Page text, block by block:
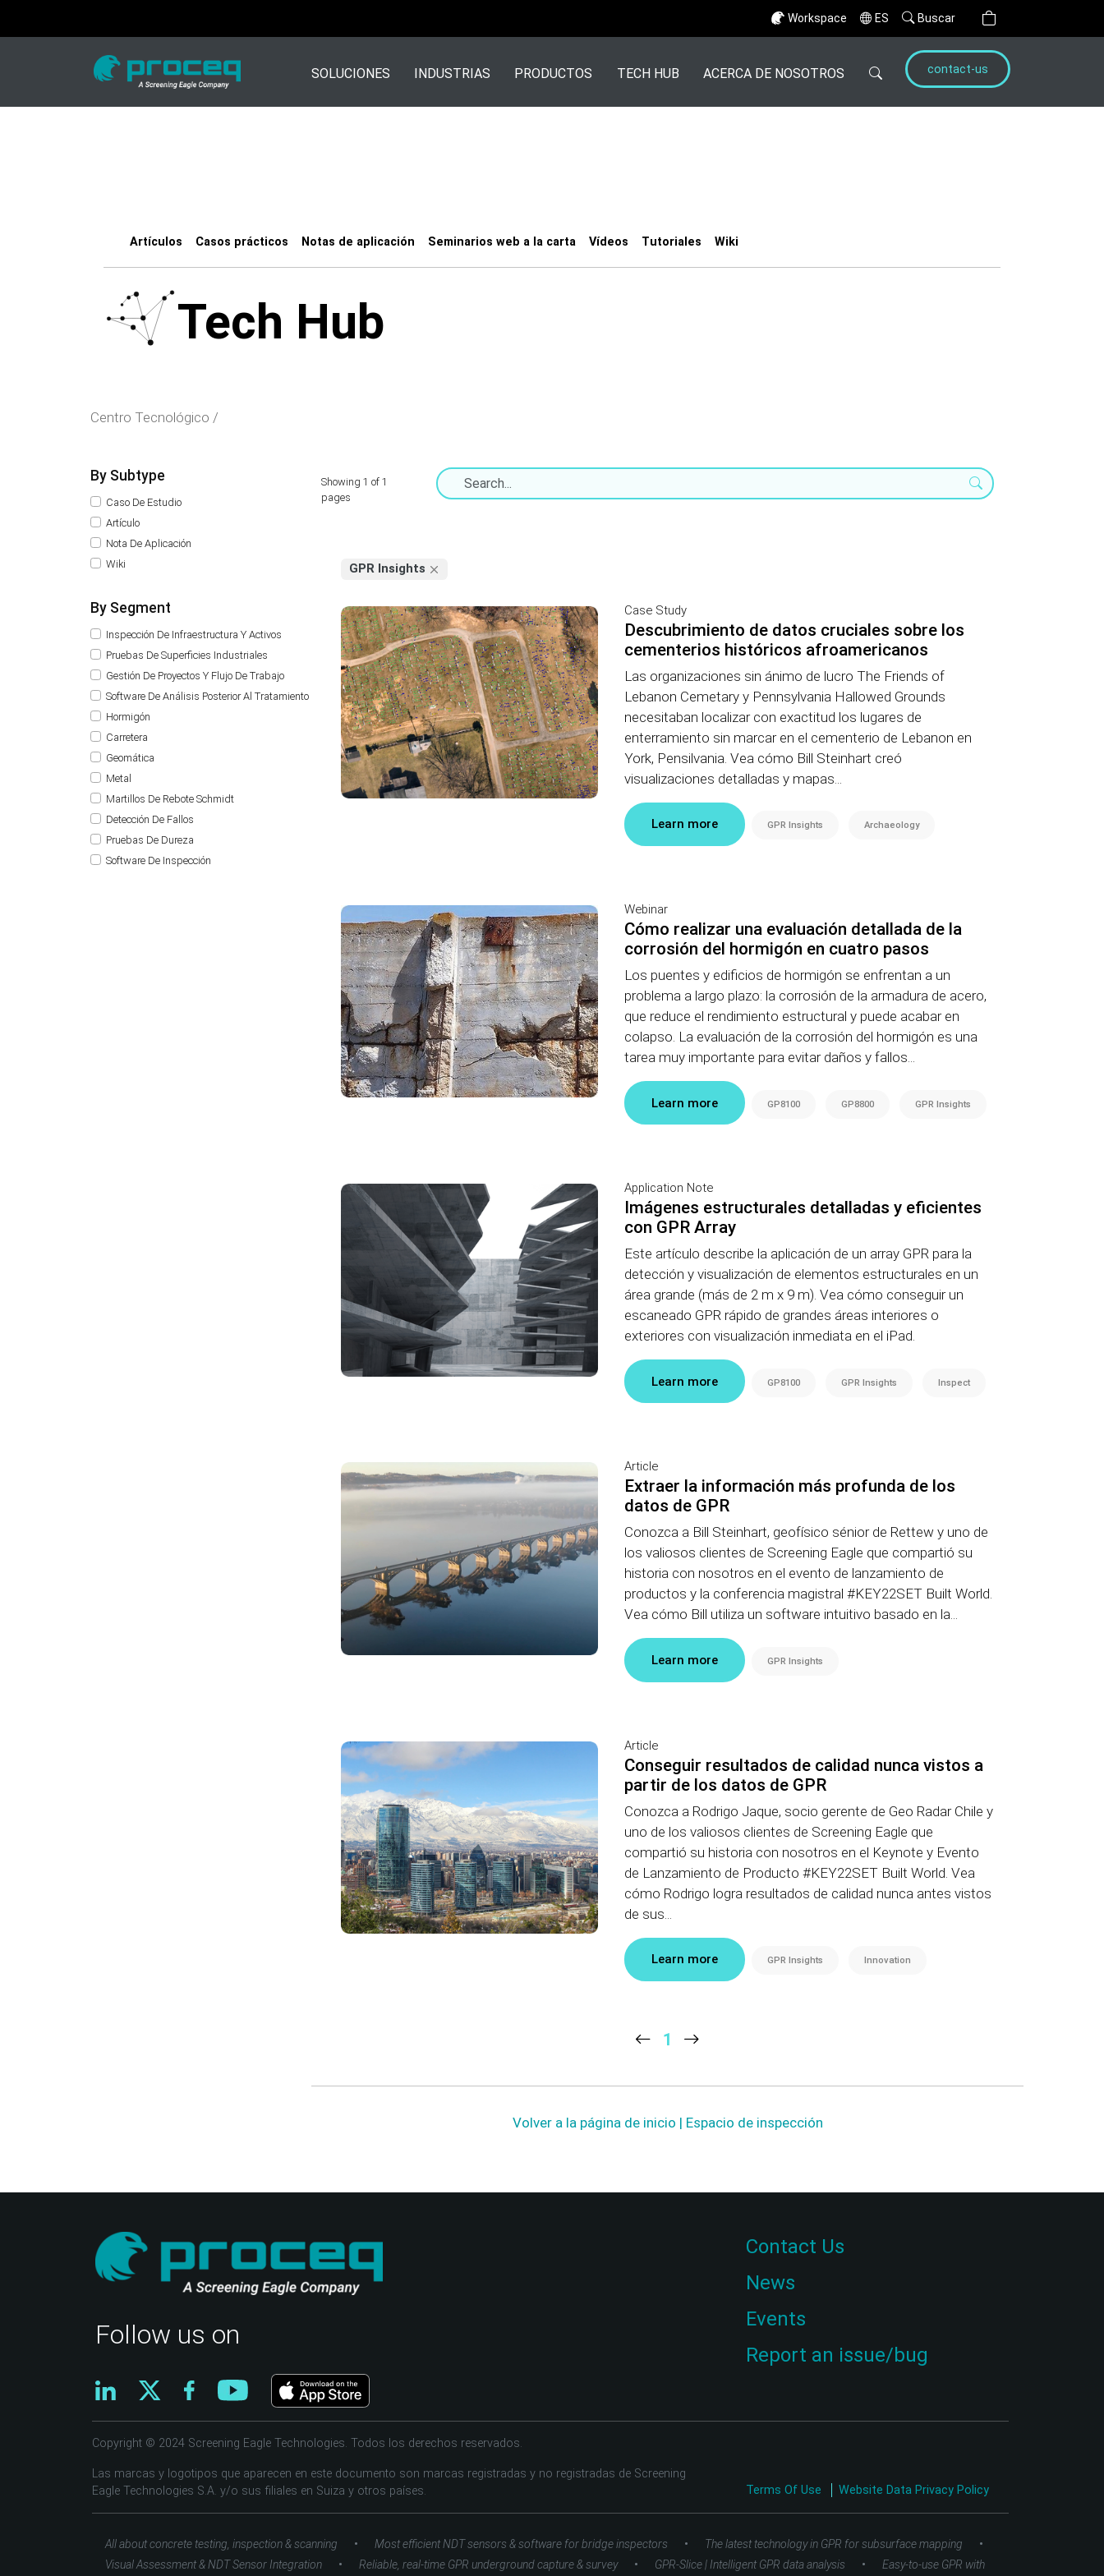
Workspace ES Buscar
SOLUCIONES INDUSTRIAS PRODUCTOS TECH HUB ACERCA DE NOSOTROS contact-us
Artículos Casos prácticos Notas de aplicación Seminarios web a la carta Vídeos Tutoriales Wiki
Tech Hub
Centro Tecnológico /
By Subtype
Caso De Estudio
Artículo
Nota De Aplicación
Wiki
By Segment
Inspección De Infraestructura Y Activos
Pruebas De Superficies Industriales
Gestión De Proyectos Y Flujo De Trabajo
Software De Análisis Posterior Al Tratamiento
Hormigón
Carretera
Geomática
Metal
Martillos De Rebote Schmidt
Detección De Fallos
Pruebas De Dureza
Software De Inspección
Showing 1 of 1
pages
GPR Insights
Case Study
Descubrimiento de datos cruciales sobre los
cementerios históricos afroamericanos
Las organizaciones sin ánimo de lucro The Friends of
Lebanon Cemetary y Pennsylvania Hallowed Grounds
necesitaban localizar con exactitud los lugares de
enterramiento sin marcar en el cementerio de Lebanon en
York, Pensilvania. Vea cómo Bill Steinhart creó
visualizaciones detalladas y mapas...
Learn more GPR Insights Archaeology
Webinar
Cómo realizar una evaluación detallada de la
corrosión del hormigón en cuatro pasos
Los puentes y edificios de hormigón se enfrentan a un
problema a largo plazo: la corrosión de la armadura de acero,
que reduce el rendimiento estructural y puede acabar en
colapso. La evaluación de la corrosión del hormigón es una
tarea muy importante para evitar daños y fallos...
Learn more GP8100 GP8800 GPR Insights
Application Note
Imágenes estructurales detalladas y eficientes
con GPR Array
Este artículo describe la aplicación de un array GPR para la
detección y visualización de elementos estructurales en un
área grande (más de 2 m x 9 m). Vea cómo conseguir un
escaneado GPR rápido de grandes áreas interiores o
exteriores con visualización inmediata en el iPad.
Learn more GP8100 GPR Insights Inspect
Article
Extraer la información más profunda de los
datos de GPR
Conozca a Bill Steinhart, geofísico sénior de Rettew y uno de
los valiosos clientes de Screening Eagle que compartió su
historia con nosotros en el evento de lanzamiento de
productos y la conferencia magistral #KEY22SET Built World.
Vea cómo Bill utiliza un software intuitivo basado en la...
Learn more GPR Insights
Article
Conseguir resultados de calidad nunca vistos a
partir de los datos de GPR
Conozca a Rodrigo Jaque, socio gerente de Geo Radar Chile y
uno de los valiosos clientes de Screening Eagle que
compartió su historia con nosotros en el Keynote y Evento
de Lanzamiento de Producto #KEY22SET Built World. Vea
cómo Rodrigo logra resultados de calidad nunca antes vistos
de sus...
Learn more GPR Insights Innovation
1
Volver a la página de inicio | Espacio de inspección
Follow us on
Contact Us
News
Events
Report an issue/bug
Copyright © 2024 Screening Eagle Technologies. Todos los derechos reservados.
Las marcas y logotipos que aparecen en este documento son marcas registradas y no registradas de Screening
Eagle Technologies S.A. y/o sus filiales en Suiza y otros países.
Terms Of Use Website Data Privacy Policy
All about concrete testing, inspection & scanning • Most efficient NDT sensors & software for bridge inspectors • The latest technology in GPR for subsurface mapping •
Visual Assessment & NDT Sensor Integration • Reliable, real-time GPR underground capture & survey • GPR-Slice | Intelligent GPR data analysis • Easy-to-use GPR with